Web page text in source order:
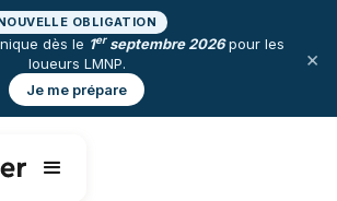
OBLIGATION
dès le 1erseptembre 2026pour les
loueurs LMNP.
Je me prépare
×